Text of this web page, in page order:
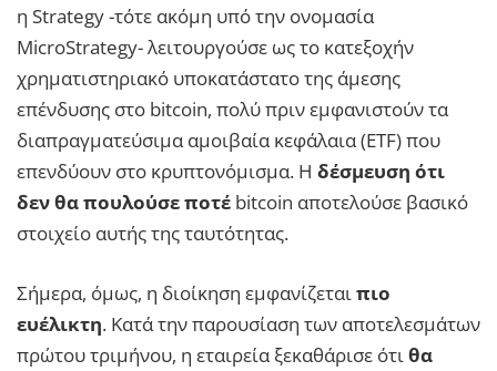
η Strategy -τότε ακόμη υπό την ονομασία
MicroStrategy- λειτουργούσε ως το κατεξοχήν
χρηματιστηριακό υποκατάστατο της άμεσης
επένδυσης στο bitcoin, πολύ πριν εμφανιστούν τα
διαπραγματεύσιμα αμοιβαία κεφάλαια (ETF) που
επενδύουν στο κρυπτονόμισμα. Η δέσμευση ότι
δεν θα πουλούσε ποτέ bitcoin αποτελούσε βασικό
στοιχείο αυτής της ταυτότητας.
Σήμερα, όμως, η διοίκηση εμφανίζεταιπιο
ευέλικτη. Κατά την παρουσίαση των αποτελεσμάτων
πρώτου τριμήνου, η εταιρεία ξεκαθάρισε ότιθα